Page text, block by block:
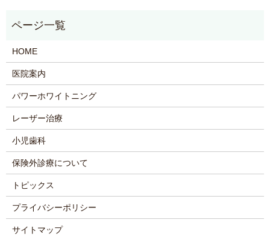
HOME
医院案内
パワーホワイトニング
レーザー治療
小児歯科
保険外診療について
トピックス
プライバシーポリシー
サイトマップ